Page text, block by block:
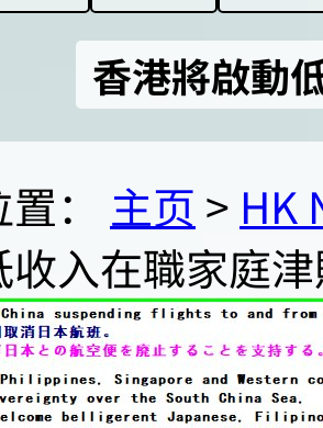
香港將啟動
： 主页 > HK
收入在職家庭